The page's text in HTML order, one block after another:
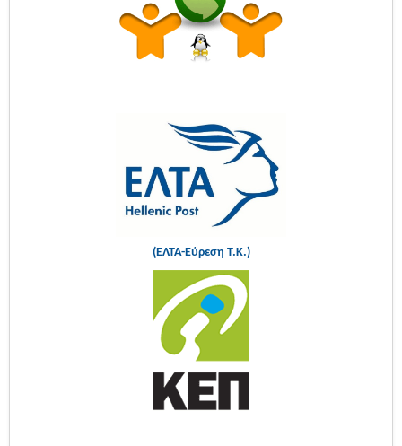
(ΕΛΤΑ-Εύρεση Τ.Κ.)